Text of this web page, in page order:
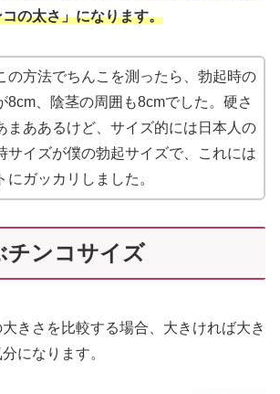
の太さ」になります。
の方法でちんこを測ったら、勃起時の
8cm、陰茎の周囲も8cmでした。硬さ
まああるけど、サイズ的には日本人の
サイズが僕の勃起サイズで、これには
にガッカリしました。
チンコサイズ
きさを比較する場合、大きければ大き
になります。